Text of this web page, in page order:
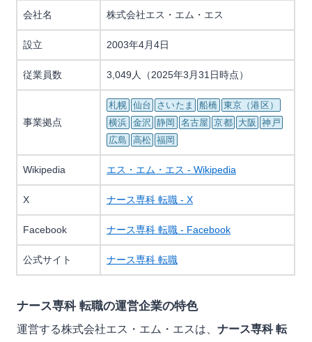
会社名 株式会社エス・エム・エス
設立 2003年4月4日
従業員数 3,049人（2025年3月31日時点）
事業拠点
札幌 仙台 さいたま 船橋 東京（港区）
横浜 金沢 静岡 名古屋 京都 大阪
神戸
広島
高松 福岡
Wikipedia エス・エム・エス - Wikipedia
X ナース専科 転職 - X
Facebook ナース専科 転職 - Facebook
公式サイト ナース専科 転職
ナース専科 転職の運営企業の特色
運営する株式会社エス・エム・エスは、 ナース専科 転